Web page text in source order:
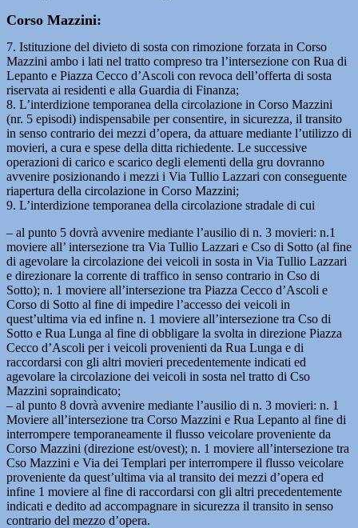
Corso Mazzini:
7. Istituzione del divieto di sosta con rimozione forzata in Corso
Mazzini ambo i lati nel tratto compreso tra l’intersezione con Rua di
Lepanto e Piazza Cecco d’Ascoli con revoca dell’offerta di sosta
riservata ai residenti e alla Guardia di Finanza;
8. L’interdizione temporanea della circolazione in Corso Mazzini
(nr. 5 episodi) indispensabile per consentire, in sicurezza, il transito
in senso contrario dei mezzi d’opera, da attuare mediante l’utilizzo di
movieri, a cura e spese della ditta richiedente. Le successive
operazioni di carico e scarico degli elementi della gru dovranno
avvenire posizionando i mezzi i Via Tullio Lazzari con conseguente
riapertura della circolazione in Corso Mazzini;
9. L’interdizione temporanea della circolazione stradale di cui
– al punto 5 dovrà avvenire mediante l’ausilio di n. 3 movieri: n.1
moviere all’ intersezione tra Via Tullio Lazzari e Cso di Sotto (al fine
di agevolare la circolazione dei veicoli in sosta in Via Tullio Lazzari
e direzionare la corrente di traffico in senso contrario in Cso di
Sotto); n. 1 moviere all’intersezione tra Piazza Cecco d’Ascoli e
Corso di Sotto al fine di impedire l’accesso dei veicoli in
quest’ultima via ed infine n. 1 moviere all’intersezione tra Cso di
Sotto e Rua Lunga al fine di obbligare la svolta in direzione Piazza
Cecco d’Ascoli per i veicoli provenienti da Rua Lunga e di
raccordarsi con gli altri movieri precedentemente indicati ed
agevolare la circolazione dei veicoli in sosta nel tratto di Cso
Mazzini sopraindicato;
– al punto 8 dovrà avvenire mediante l’ausilio di n. 3 movieri: n. 1
Moviere all’intersezione tra Corso Mazzini e Rua Lepanto al fine di
interrompere temporaneamente il flusso veicolare proveniente da
Corso Mazzini (direzione est/ovest); n. 1 moviere all’intersezione tra
Cso Mazzini e Via dei Templari per interrompere il flusso veicolare
proveniente da quest’ultima via al transito dei mezzi d’opera ed
infine 1 moviere al fine di raccordarsi con gli altri precedentemente
indicati e dedito ad accompagnare in sicurezza il transito in senso
contrario del mezzo d’opera.